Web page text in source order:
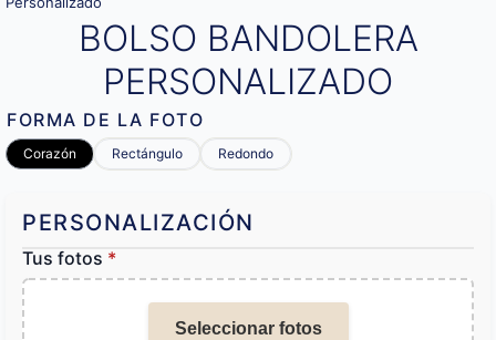
BOLSO BANDOLERA
PERSONALIZADO
FORMA DE LA FOTO
Corazón Rectángulo Redondo
PERSONALIZACIÓN
Tus fotos *
Seleccionar fotos